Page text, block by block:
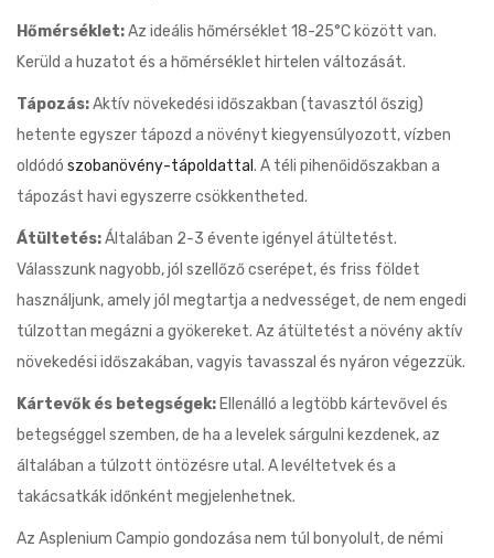
Hőmérséklet:Az ideális hőmérséklet 18-25°C között van.
Kerüld a huzatot és a hőmérséklet hirtelen változását.
Tápozás:Aktív növekedési időszakban (tavasztól őszig)
hetente egyszer tápozd a növényt kiegyensúlyozott, vízben
oldódó szobanövény-tápoldattal . A téli pihenőidőszakban a
tápozást havi egyszerre csökkentheted.
Átültetés:Általában 2-3 évente igényel átültetést.
Válasszunk nagyobb, jól szellőző cserépet, és friss földet
használjunk, amely jól megtartja a nedvességet, de nem engedi
túlzottan megázni a gyökereket. Az átültetést a növény aktív
növekedési időszakában, vagyis tavasszal és nyáron végezzük.
Kártevők és betegségek: Ellenálló a legtöbb kártevővel és
betegséggel szemben, de ha a levelek sárgulni kezdenek, az
általában a túlzott öntözésre utal. A levéltetvek és a
takácsatkák időnként megjelenhetnek.
Az Asplenium Campio gondozása nem túl bonyolult, de némi